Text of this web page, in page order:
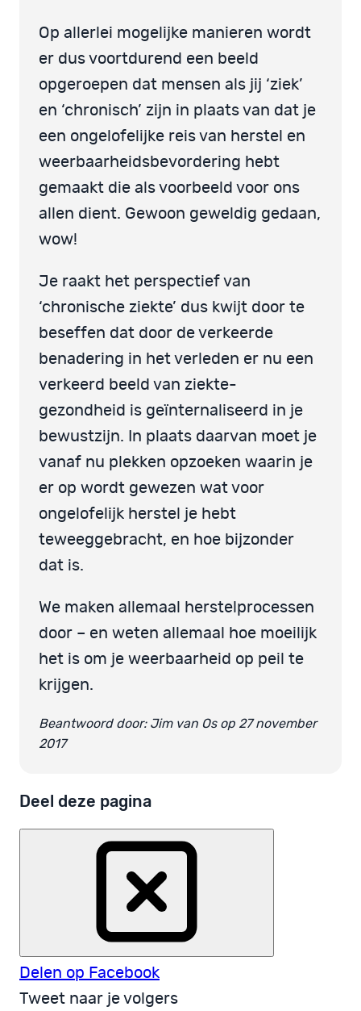
Op allerlei mogelijke manieren wordt
er dus voortdurend een beeld
opgeroepen dat mensen als jij ‘ziek’
en ‘chronisch’ zijn in plaats van dat je
een ongelofelijke reis van herstel en
weerbaarheidsbevordering hebt
gemaakt die als voorbeeld voor ons
allen dient. Gewoon geweldig gedaan,
wow!
Je raakt het perspectief van
‘chronische ziekte’ dus kwijt door te
beseffen dat door de verkeerde
benadering in het verleden er nu een
verkeerd beeld van ziekte-
gezondheid is geïnternaliseerd in je
bewustzijn. In plaats daarvan moet je
vanaf nu plekken opzoeken waarin je
er op wordt gewezen wat voor
ongelofelijk herstel je hebt
teweeggebracht, en hoe bijzonder
dat is.
We maken allemaal herstelprocessen
door – en weten allemaal hoe moeilijk
het is om je weerbaarheid op peil te
krijgen.
Beantwoord door: Jim van Os op 27 november
2017
Deel deze pagina
Delen op Facebook
Tweet naar je volgers